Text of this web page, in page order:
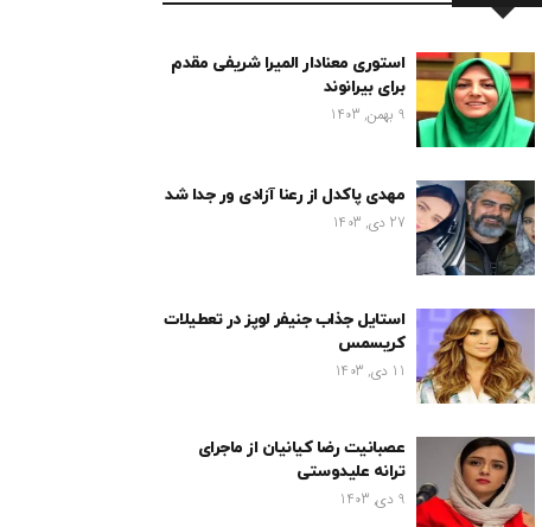
استوری معنادار المیرا شریفی مقدم
برای بیرانوند
9 بهمن, 1403
مهدی پاکدل از رعنا آزادی ور جدا شد
27 دی, 1403
استایل جذاب جنیفر لوپز در تعطیلات
کریسمس
11 دی, 1403
عصبانیت رضا کیانیان از ماجرای
ترانه علیدوستی
9 دی, 1403